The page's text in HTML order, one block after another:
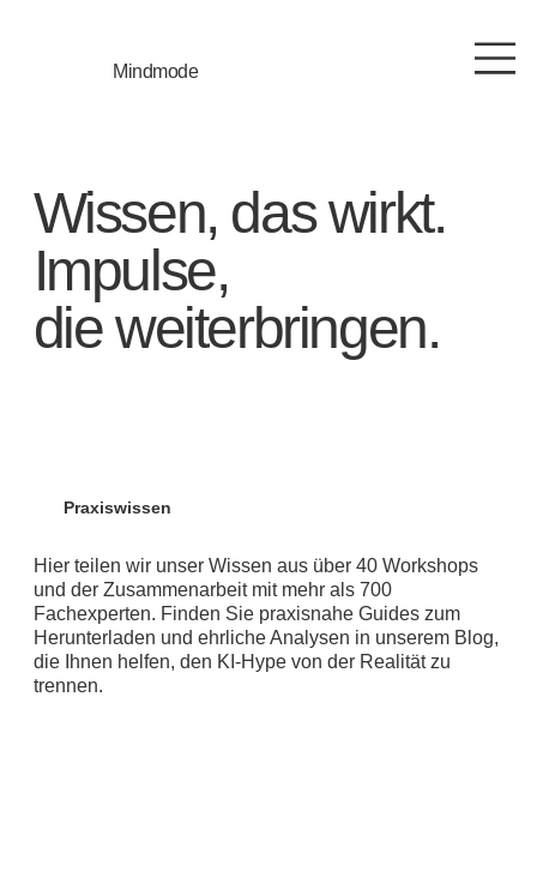
Mindmode
Wissen, das wirkt.
Impulse,
die weiterbringen.
Praxiswissen
Hier teilen wir unser Wissen aus über 40 Workshops
und der Zusammenarbeit mit mehr als 700
Fachexperten. Finden Sie praxisnahe Guides zum
Herunterladen und ehrliche Analysen in unserem Blog,
die Ihnen helfen, den KI-Hype von der Realität zu
trennen.